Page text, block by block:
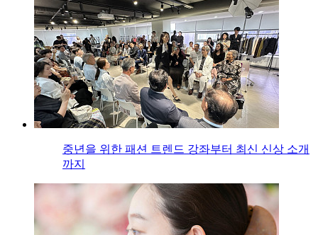
중년을 위한 패션 트렌드 강좌부터 최신 신상 소개
까지